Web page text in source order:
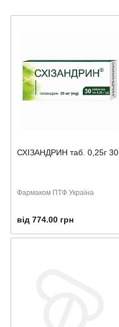
СХІЗАНДРИН таб. 0,25г 30
Фармаком ПТФ Україна
від 774.00 грн